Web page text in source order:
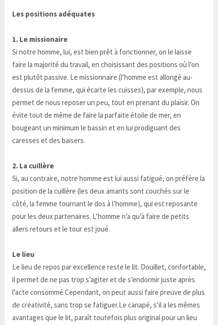
Les positions adéquates
1. Le missionaire
Si notre homme, lui, est bien prêt à fonctionner, on le laisse
faire la majorité du travail, en choisissant des positions où l’on
est plutôt passive. Le missionnaire (l’homme est allongé au-
dessus de la femme, qui écarte les cuisses), par exemple, nous
permet de nous reposer un peu, tout en prenant du plaisir. On
évite tout de même de faire la parfaite étoile de mer, en
bougeant un minimum le bassin et en lui prodiguant des
caresses et des baisers.
2. La cuillère
Si, au contraire, notre homme est lui aussi fatigué, on préfère la
position de la cuillère (les deux amants sont couchés sur le
côté, la femme tournant le dos à l’homme), qui est reposante
pour les deux partenaires. L’homme n’a qu’à faire de petits
allers retours et le tour est joué.
Le lieu
Le lieu de repos par excellence reste le lit. Douillet, confortable,
il permet de ne pas trop s’agiter et de s’endormir juste après
l’acte consommé.Cependant, on peut aussi faire preuve de plus
de créativité, sans trop se fatiguer.Le canapé, s’il a les mêmes
avantages que le lit, paraît toutefois plus original pour un lieu